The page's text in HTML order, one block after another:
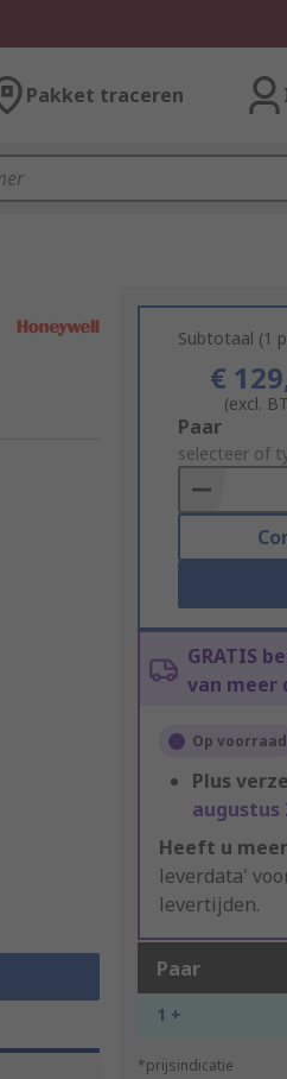
Pakket traceren
Subtotaal (1
€
(excl.
Add
to
Basket
Paar
selecteer of
GRATIS
van meer
Op voorraad
Plus
augustus
Heeft u
leverdata'
levertijden.
Paar
1 +
*prijsindicatie